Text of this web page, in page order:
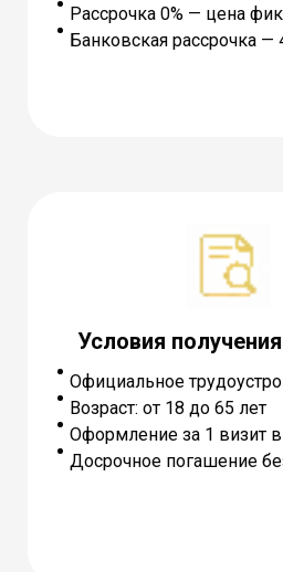
Рассрочка 0% — цена
Банковская рассрочка —
Официальное
Возраст: от 18 до 65 лет
Оформление за 1 визит
Досрочное погашение
Условия